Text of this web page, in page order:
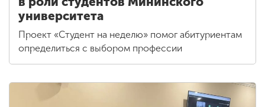
Школьники с ОВЗ попробовали себя
в роли студентов Мининского
университета
Проект «Студент на неделю» помог абитуриентам